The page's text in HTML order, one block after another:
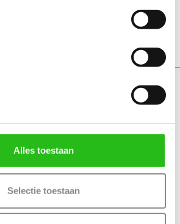
Alles toestaan
Selectie toestaan
loopsloten en binnendeuren